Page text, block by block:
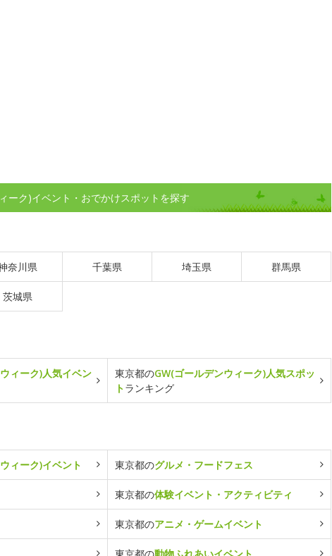
ーク)イベント・おでかけスポットを探す
奈川県 千葉県 埼玉県 群馬県
茨城県
ィーク)人気イベン
東京都のGW(ゴールデンウィーク)人気スポッ
トランキング
ィーク)イベント 東京都のグルメ・フードフェス
東京都の体験イベント・アクティビティ
東京都のアニメ・ゲームイベント